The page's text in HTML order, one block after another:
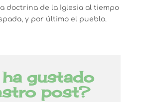
doctrina de la Iglesia al tiempo
y por último el pueblo.
ha gustado
post?